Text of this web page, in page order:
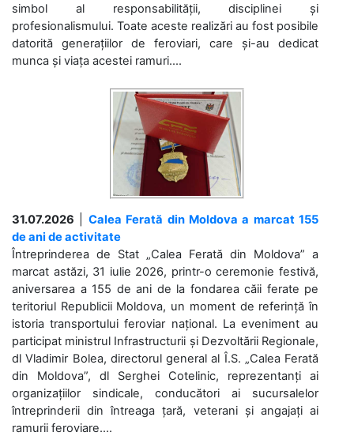
simbol al responsabilității, disciplinei și
profesionalismului. Toate aceste realizări au fost posibile
datorită generațiilor de feroviari, care și-au dedicat
munca și viața acestei ramuri....
31.07.2026
Calea Ferată din Moldova a marcat 155
de ani de activitate
Întreprinderea de Stat „Calea Ferată din Moldova” a
marcat astăzi, 31 iulie 2026, printr-o ceremonie festivă,
aniversarea a 155 de ani de la fondarea căii ferate pe
teritoriul Republicii Moldova, un moment de referință în
istoria transportului feroviar național. La eveniment au
participat ministrul Infrastructurii și Dezvoltării Regionale,
dl Vladimir Bolea, directorul general al Î.S. „Calea Ferată
din Moldova”, dl Serghei Cotelinic, reprezentanți ai
organizațiilor sindicale, conducători ai sucursalelor
întreprinderii din întreaga țară, veterani și angajați ai
ramurii feroviare....